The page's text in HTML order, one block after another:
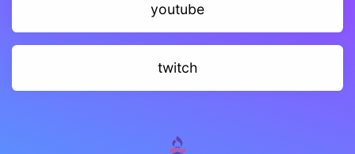
youtube
twitch